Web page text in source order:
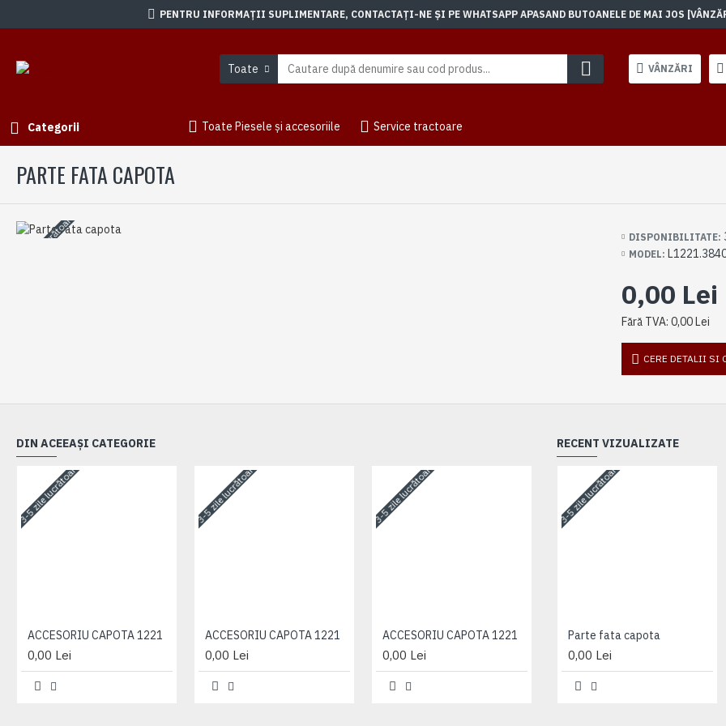
PENTRU INFORMAȚII SUPLIMENTARE, CONTACTAȚI-NE ȘI PE WHATSAPP APASAND BUTOANELE DE MAI JOS
Toate VÂNZĂRI
Categorii Toate Piesele și accesoriile Service tractoare
PARTE FATA CAPOTA
3-5 zile lucrătoare DISPONIBILITATE:
MODEL:
0,00 Lei
Fără TVA: 0,00 Lei
CERE DETALII SI
DIN ACEEAȘI CATEGORIE
3-5 zile lucrătoare
ACCESORIU CAPOTA 1221
0,00 Lei
3-5 zile lucrătoare
ACCESORIU CAPOTA 1221
0,00 Lei
3-5 zile lucrătoare
ACCESORIU CAPOTA 1221
0,00 Lei
3-5 zile lucrătoare
ACCESORIU CAPOTA 1221
0,00 Lei
RECENT VIZUALIZATE
3-5 zile lucrătoare
Parte fata capota
0,00 Lei